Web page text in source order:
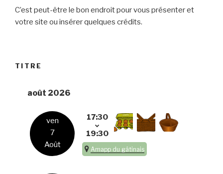
C’est peut-être le bon endroit pour vous présenter et
votre site ou insérer quelques crédits.
TITRE
août 2026
ven
7
Août
17:30
19:30
Amapp du gâtinais